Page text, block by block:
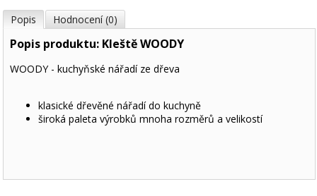
Popis Hodnocení (0)
Popis produktu: Kleště WOODY
WOODY - kuchyňské nářadí ze dřeva
klasické dřevěné nářadí do kuchyně
široká paleta výrobků mnoha rozměrů a velikostí